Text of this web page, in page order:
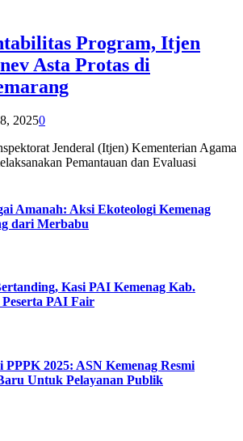
Program, Itjen
Asta Protas di
20250
Jenderal (Itjen) Kementerian Agama
Pemantauan dan Evaluasi
Amanah: Aksi Ekoteologi Kemenag
dari Merbabu
Kasi PAI Kemenag Kab.
PAI Fair
PPPK 2025: ASN Kemenag Resmi
Untuk Pelayanan Publik